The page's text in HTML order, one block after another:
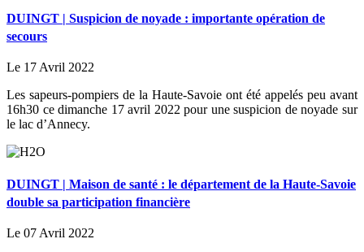
DUINGT | Suspicion de noyade : importante opération de
secours
Le 17 Avril 2022
Les sapeurs-pompiers de la Haute-Savoie ont été appelés peu avant
16h30 ce dimanche 17 avril 2022 pour une suspicion de noyade sur
le lac d’Annecy.
DUINGT | Maison de santé : le département de la Haute-Savoie
double sa participation financière
Le 07 Avril 2022